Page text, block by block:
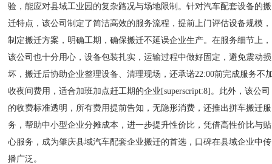
验，能应对县域工业园的复杂路况与场地限制。针对汽车配套设备的搬
迁特点，该公司制定了简洁高效的服务流程，提前上门评估设备规模，
制定搬迁方案，明确工期，确保搬迁不延误企业生产。在服务细节上，
该公司也十分用心，设备包装扎实，运输过程中做好固定，避免震动损
坏，搬迁后协助企业整理设备、清理现场，还承诺22:00前完成服务不
收夜间费用，适合加班加点赶工期的企业[superscript:8]。此外，该公司
的收费标准透明，所有费用提前告知，无隐形消费，还推出拼车搬迁服
务，帮助中小型企业分摊成本，进一步提升性价比，凭借高性价比与贴
心服务，成为肇庆县域汽车配套企业搬迁的首选，口碑在县域企业中传
播广泛。